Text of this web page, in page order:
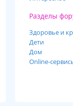
Разделы
Здоровье и
Дети
Дом
Online-